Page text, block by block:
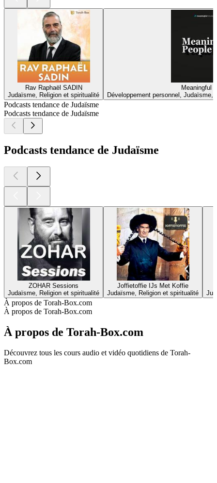
Rav Raphaël SADIN
Judaïsme, Religion et spiritualité
Meaningful
Développement personnel,
Podcasts tendance de Judaïsme
Podcasts tendance de Judaïsme
Podcasts tendance de Judaïsme
ZOHAR Sessions
Judaïsme, Religion et spiritualité
Joffietoffie IJs Met Koffie
Judaïsme, Religion et spiritualité
À propos de Torah-Box.com
À propos de Torah-Box.com
À propos de Torah-Box.com
Découvrez tous les cours audio et vidéo quotidiens de Torah-
Box.com